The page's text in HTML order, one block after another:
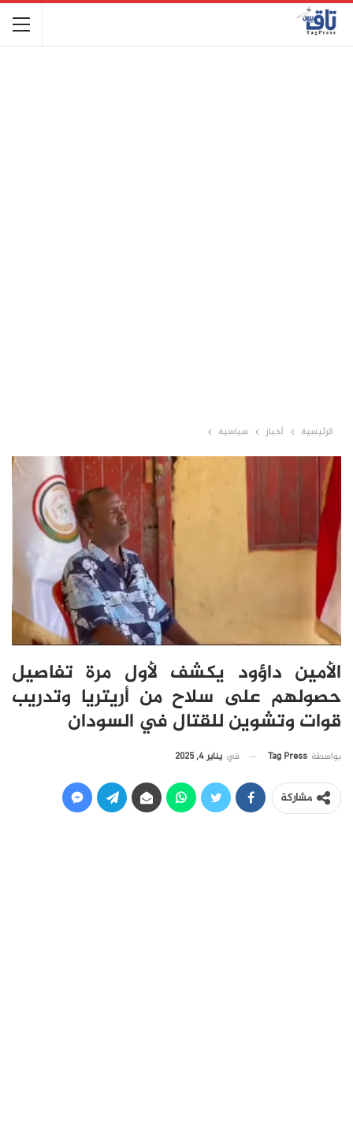
الرئيسية أخبار سياسية
الأمين داؤود يكشف لأول مرة تفاصيل
حصولهم على سلاح من أريتريا وتدريب
قوات وتشوين للقتال في السودان
بواسطة Tag Press في يناير 4, 2025
مشاركة